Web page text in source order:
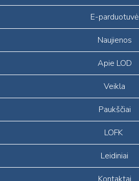
E-parduotuvė
Naujienos
Apie LOD
Veikla
Paukščiai
LOFK
Leidiniai